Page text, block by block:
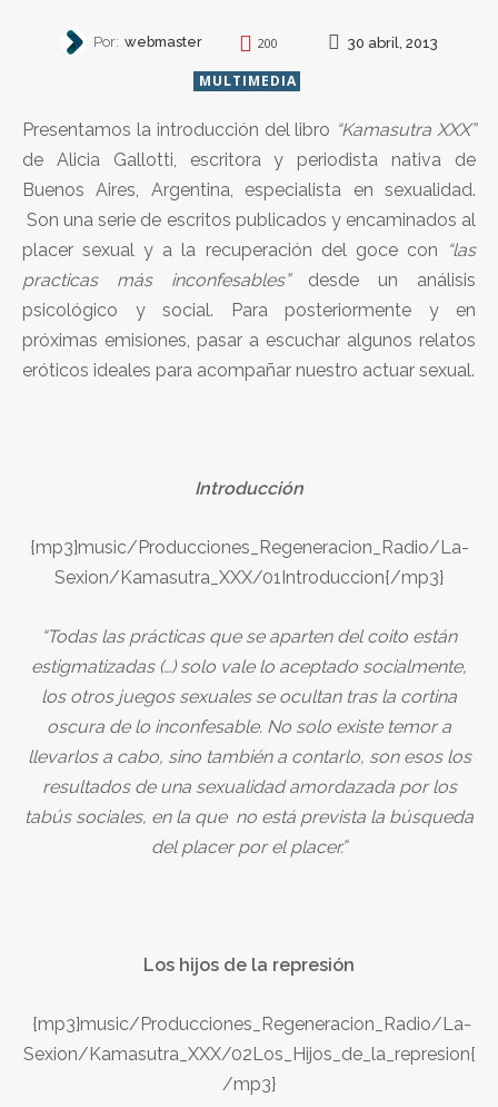
Por: webmaster 200 30 abril, 2013
MULTIMEDIA
Presentamos la introducción del libro “Kamasutra XXX”
de Alicia Gallotti, escritora y periodista nativa de
Buenos Aires, Argentina, especialista en sexualidad.
Son una serie de escritos publicados y encaminados al
placer sexual y a la recuperación del goce con
“las
practicas más inconfesables”desde un análisis
psicológico y social. Para posteriormente y en
próximas emisiones, pasar a escuchar algunos relatos
eróticos ideales para acompañar nuestro actuar sexual.
Introducción
{mp3}music/Producciones_Regeneracion_Radio/La-
Sexion/Kamasutra_XXX/01Introduccion{/mp3}
“Todas las prácticas que se aparten del coito están
estigmatizadas (…) solo vale lo aceptado socialmente,
los otros juegos sexuales se ocultan tras la cortina
oscura de lo inconfesable. No solo existe temor a
llevarlos a cabo, sino también a contarlo, son esos los
resultados de una sexualidad amordazada por los
tabús sociales, en la que no está prevista la búsqueda
del placer por el placer.”
Los hijos de la represión
{mp3}music/Producciones_Regeneracion_Radio/La-
Sexion/Kamasutra_XXX/02Los_Hijos_de_la_represion{
/mp3}